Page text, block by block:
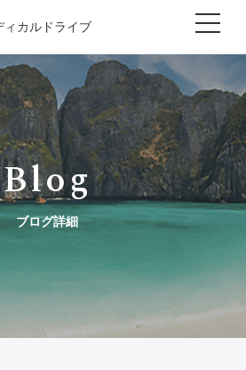
ィカルドライブ
Blog
ブログ詳細